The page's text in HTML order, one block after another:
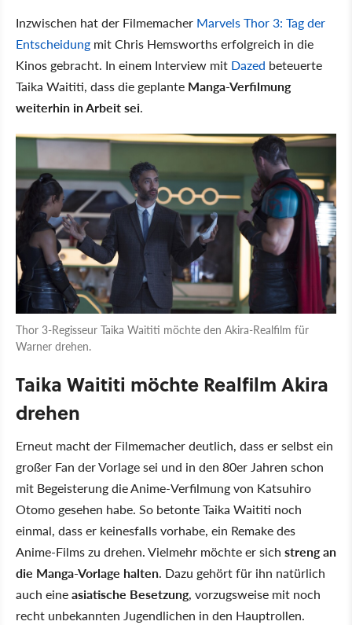
Inzwischen hat der Filmemacher Marvels Thor 3: Tag der
Entscheidung mit Chris Hemsworths erfolgreich in die
Kinos gebracht. In einem Interview mit Dazed beteuerte
Taika Waititi, dass die geplante Manga-Verfilmung
weiterhin in Arbeit sei.
Thor 3-Regisseur Taika Waititi möchte den Akira-Realfilm für
Warner drehen.
Taika Waititi möchte Realfilm Akira
drehen
Erneut macht der Filmemacher deutlich, dass er selbst ein
großer Fan der Vorlage sei und in den 80er Jahren schon
mit Begeisterung die Anime-Verfilmung von Katsuhiro
Otomo gesehen habe. So betonte Taika Waititi noch
einmal, dass er keinesfalls vorhabe, ein Remake des
Anime-Films zu drehen. Vielmehr möchte er sich streng an
die Manga-Vorlage halten. Dazu gehört für ihn natürlich
auch eineasiatische Besetzung, vorzugsweise mit noch
recht unbekannten Jugendlichen in den Hauptrollen.